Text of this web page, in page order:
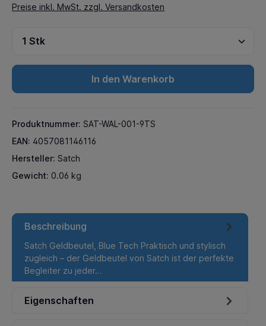
Preise inkl. MwSt. zzgl. Versandkosten
In den Warenkorb
Produktnummer: SAT-WAL-001-9TS
EAN: 4057081146116
Hersteller: Satch
Gewicht: 0.06 kg
Beschreibung
Satch Geldbeutel, Blue Tech Praktisch und stylisch
zugleich – der Geldbeutel von Satch ist der perfekte
Begleiter zu jeder…
Eigenschaften